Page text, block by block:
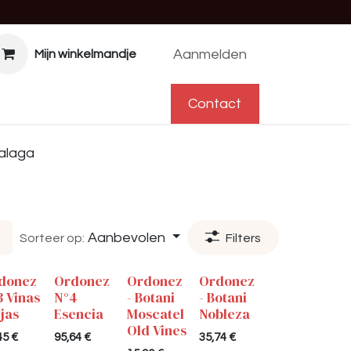
Mijn winkelmandje Aanmelden
Contact
Contact
Sorteer op: Aanbevolen Filters
Vinas
€
Ordonez
N°4
Esencia
95,64€
Ordonez
- Botani
Moscatel
Old Vines
Ordonez
- Botani
Nobleza
35,74 €